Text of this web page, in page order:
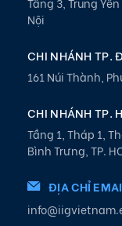
Nội
CHI NHÁNH TP.
161 Núi Thành,
CHI NHÁNH TP.
Tầng 1, Tháp 1,
Bình Trưng, TP.
ĐỊA CHỈ